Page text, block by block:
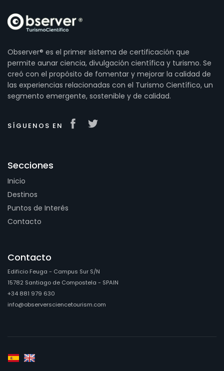
Observer® es el primer sistema de certificación que
permite aunar ciencia, divulgación científica y turismo. Se
creó con el propósito de fomentar y mejorar la calidad de
las experiencias relacionadas con el Turismo Científico, un
segmento emergente, sostenible y de calidad.
SÍGUENOS EN
Secciones
Inicio
Destinos
Puntos de Interés
Contacto
Contacto
Edificio Feuga - Campus Sur S/N
15782 Santiago de Compostela - SPAIN
+34 881 979 630
info@observersciencetourism.com